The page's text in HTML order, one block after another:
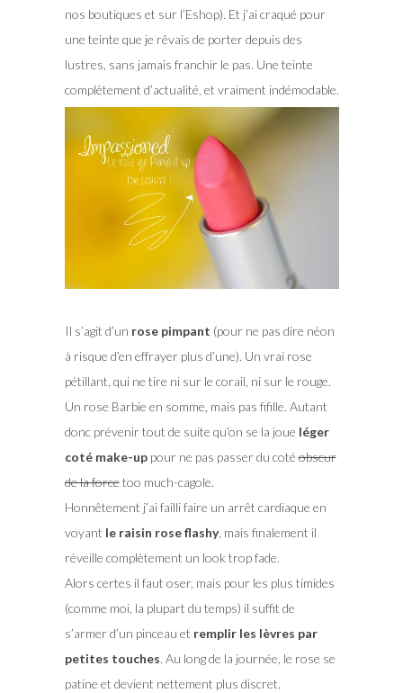
nos boutiques et sur l’Eshop). Et j’ai craqué pour
une teinte que je rêvais de porter depuis des
lustres, sans jamais franchir le pas. Une teinte
complètement d’actualité, et vraiment indémodable.
Il s’agit d’un rose pimpant (pour ne pas dire néon
à risque d’en effrayer plus d’une). Un vrai rose
pétillant, qui ne tire ni sur le corail, ni sur le rouge.
Un rose Barbie en somme, mais pas fifille. Autant
donc prévenir tout de suite qu’on se la joue léger
coté make-uppour ne pas passer du cotéobscur
de la forcetoo much-cagole.
Honnêtement j’ai failli faire un arrêt cardiaque en
voyant le raisin rose flashy, mais finalement il
réveille complètement un look trop fade.
Alors certes il faut oser, mais pour les plus timides
(comme moi, la plupart du temps) il suffit de
s’armer d’un pinceau et remplir les lèvres par
petites touches. Au long de la journée, le rose se
patine et devient nettement plus discret.